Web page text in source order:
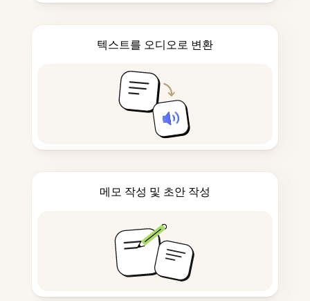
텍스트를 오디오로 변환
메모 작성 및 초안 작성